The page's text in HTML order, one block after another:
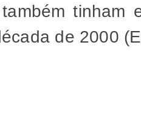
tinham
de 2000